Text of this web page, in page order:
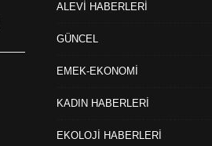
ALEVİ HABERLERİ
GÜNCEL
EMEK-EKONOMİ
KADIN HABERLERİ
EKOLOJİ HABERLERİ